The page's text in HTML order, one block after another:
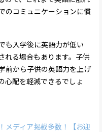
のコミュニケーションに慣
も入学後に英語力が低い
れる場合もあります。子供
前から子供の英語力を上げ
心配を軽減できるでしょ
メディア掲載多数！【お迎